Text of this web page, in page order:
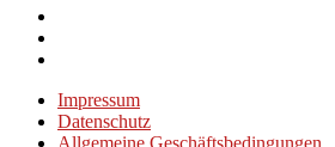
Impressum
Datenschutz
Allgemeine Geschäftsbedingungen